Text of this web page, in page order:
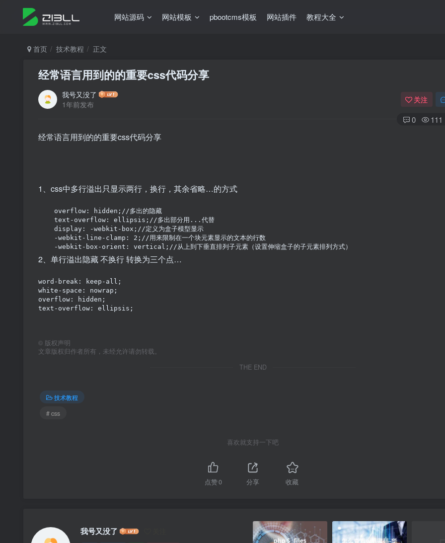
网站源码 网站模板 pbootcms模板 网站插件 教程大全
首页 技术教程 正文
经常语言用到的的重要css代码分享
我号又没了
1年前发布
关注
0 111
经常语言用到的的重要css代码分享
1、css中多行溢出只显示两行，换行，其余省略…的方式
overflow: hidden;//多出的隐藏
text-overflow: ellipsis;//多出部分用...代替
display: -webkit-box;//定义为盒子模型显示
-webkit-line-clamp: 2;//用来限制在一个块元素显示的文本的行数
-webkit-box-orient: vertical;//从上到下垂直排列子元素（设置伸缩盒子的子元素排列方式）
2、单行溢出隐藏 不换行 转换为三个点…
word-break: keep-all;
white-space: nowrap;
overflow: hidden;
text-overflow: ellipsis;
© 版权声明
文章版权归作者所有，未经允许请勿转载。
THE END
技术教程
# css
喜欢就支持一下吧
点赞0 分享 收藏
我号又没了